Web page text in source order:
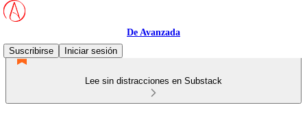
De Avanzada
Suscribirse
Iniciar sesión
Lee sin distracciones en Substack